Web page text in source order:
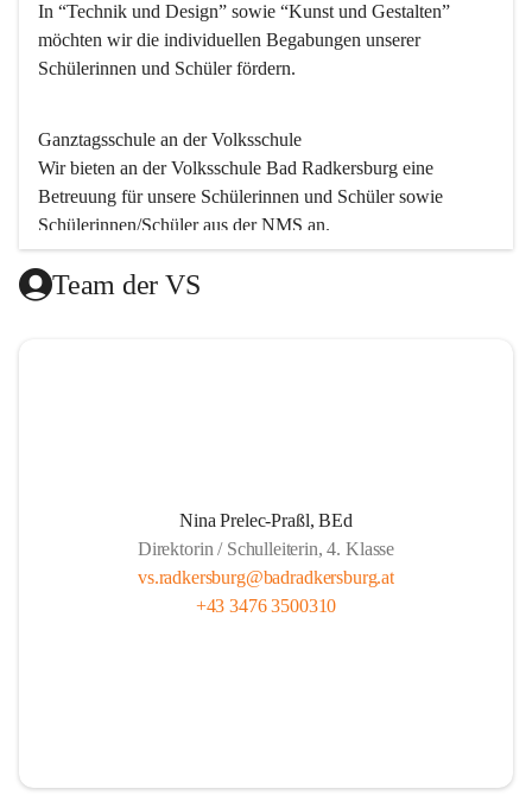
In “Technik und Design” sowie “Kunst und Gestalten”
möchten wir die individuellen Begabungen unserer
Schülerinnen und Schüler fördern.
Ganztagsschule an der Volksschule
Wir bieten an der Volksschule Bad Radkersburg eine
Betreuung für unsere Schülerinnen und Schüler sowie
Schülerinnen/Schüler aus der NMS an.
Der Betreuungsteil startet um 11.45 und endet um 17.30.
freitags von 13.00 bis 13.50 statt.
Es besteht für gemeldete Kinder Anwesenheitspflicht bis
16.00. Seit 1. September 2017 gibt es aber die gesetzliche
Klausel, dass auf Verlangen der Eltern die SchülerInnen
Team der VS
Nina Prelec-Praßl, BEd
Direktorin / Schulleiterin, 4. Klasse
vs.radkersburg@badradkersburg.at
+43 3476 3500310